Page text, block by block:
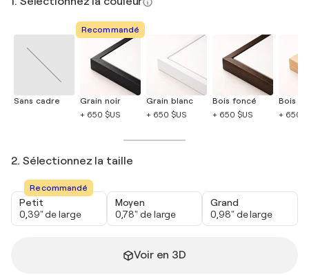
Sans cadre
Recommandé
Grain noir
+ 650 $US
Grain blanc
+ 650 $US
Bois foncé
+ 650 $US
Bois
+ 650
2. Sélectionnez la taille
Recommandé
Petit
0,39" de large
Moyen
0,78" de large
Grand
0,98" de large
Voir en 3D